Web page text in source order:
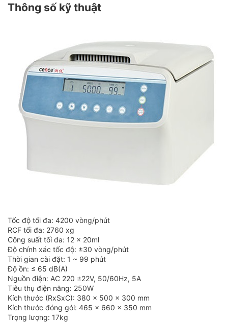
Thông số kỹ thuật
Tốc độ tối đa: 4200 vòng/phút
RCF tối đa: 2760 xg
Công suất tối đa: 12 x 20ml
Độ chính xác tốc độ: ±30 vòng/phút
Thời gian cài đặt: 1 ~ 99 phút
Độ ồn: ≤ 65 dB(A)
Nguồn điện: AC 220 ±22V, 50/60Hz, 5A
Tiêu thụ điện năng: 250W
Kích thước (RxSxC): 380 x 500 x 300 mm
Kích thước đóng gói: 465 x 660 x 350 mm
Trọng lượng: 17kg